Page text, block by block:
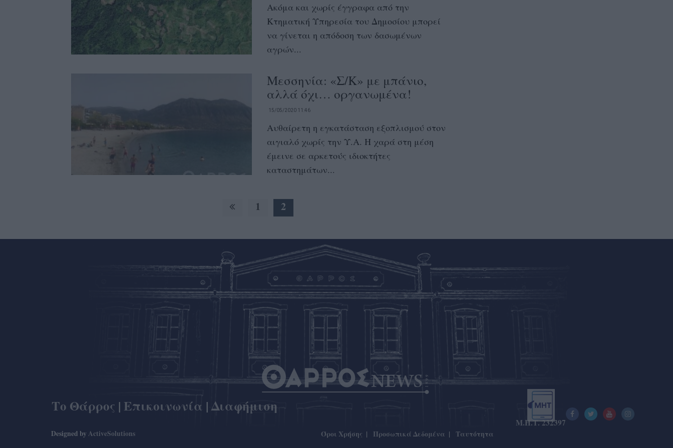
Ακόμα και χωρίς έγγραφα από την
Κτηματική Υπηρεσία του Δημοσίου μπορεί
να γίνεται η απόδοση των δασωμένων
αγρών...
Μεσσηνία: «Σ/Κ» με μπάνιο,
αλλά όχι… οργανωμένα!
15/05/2020 11:46
Αυθαίρετη η εγκατάσταση εξοπλισμού στον
αιγιαλό χωρίς την Υ.Α. Η χαρά στη μέση
έμεινε σε αρκετούς ιδιοκτήτες
καταστημάτων...
1 2
Το Θάρρος | Επικοινωνία |Διαφήμιση
Μ.Η.Τ. 232397
Designed by ActiveSolutions Όροι Χρήσης Προσωπικά Δεδομένα Ταυτότητα